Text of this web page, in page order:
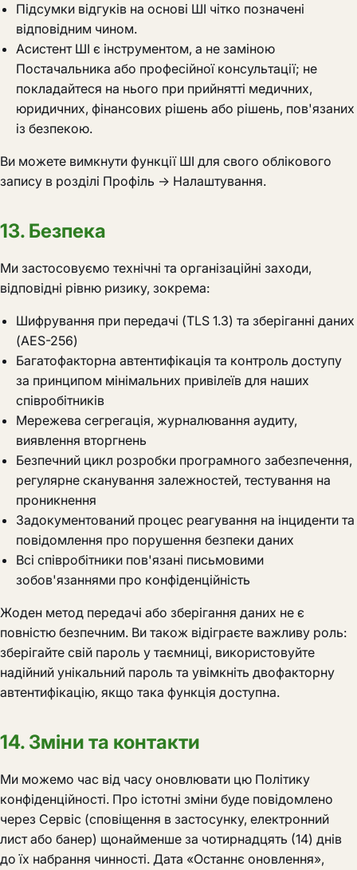
Підсумки відгуків на основі ШІ чітко позначені
відповідним чином.
Асистент ШІ є інструментом, а не заміною
Постачальника або професійної консультації; не
покладайтеся на нього при прийнятті медичних,
юридичних, фінансових рішень або рішень, пов'язаних
із безпекою.
Ви можете вимкнути функції ШІ для свого облікового
запису в розділі Профіль → Налаштування.
13. Безпека
Ми застосовуємо технічні та організаційні заходи,
відповідні рівню ризику, зокрема:
Шифрування при передачі (TLS 1.3) та зберіганні даних
(AES-256)
Багатофакторна автентифікація та контроль доступу
за принципом мінімальних привілеїв для наших
співробітників
Мережева сегрегація, журналювання аудиту,
виявлення вторгнень
Безпечний цикл розробки програмного забезпечення,
регулярне сканування залежностей, тестування на
проникнення
Задокументований процес реагування на інциденти та
повідомлення про порушення безпеки даних
Всі співробітники пов'язані письмовими
зобов'язаннями про конфіденційність
Жоден метод передачі або зберігання даних не є
повністю безпечним. Ви також відіграєте важливу роль:
зберігайте свій пароль у таємниці, використовуйте
надійний унікальний пароль та увімкніть двофакторну
автентифікацію, якщо така функція доступна.
14. Зміни та контакти
Ми можемо час від часу оновлювати цю Політику
конфіденційності. Про істотні зміни буде повідомлено
через Сервіс (сповіщення в застосунку, електронний
лист або банер) щонайменше за чотирнадцять (14) днів
до їх набрання чинності. Дата «Останнє оновлення»,